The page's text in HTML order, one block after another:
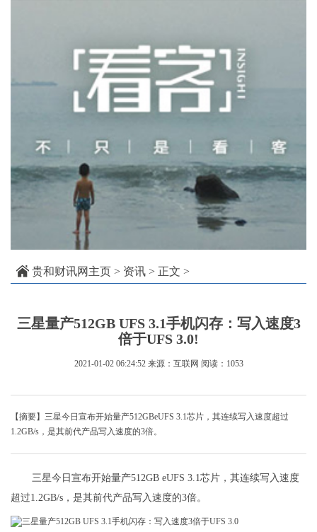
贵和财讯网主页 > 资讯 > 正文 >
三星量产512GB UFS 3.1手机闪存：写入速度3
倍于UFS 3.0!
2021-01-02 06:24:52 来源：互联网 阅读：1053
【摘要】三星今日宣布开始量产512GBeUFS 3.1芯片，其连续写入速度超过
1.2GB/s，是其前代产品写入速度的3倍。
三星今日宣布开始量产512GB eUFS 3.1芯片，其连续写入速度
超过1.2GB/s，是其前代产品写入速度的3倍。